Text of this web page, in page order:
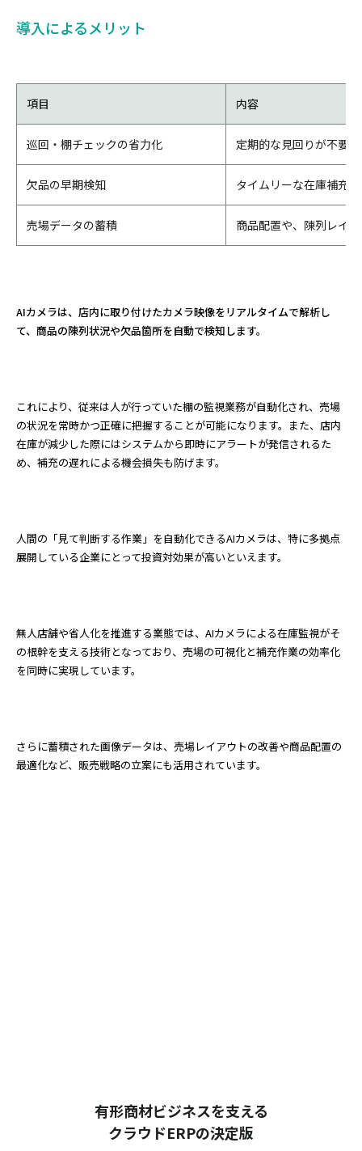
導入によるメリット
項目 内容
巡回・棚チェックの省力化 定期的な見回りが不要
欠品の早期検知 タイムリーな在庫補充
売場データの蓄積 商品配置や、陳列レイ
AIカメラは、店内に取り付けたカメラ映像をリアルタイムで解析し
て、商品の陳列状況や欠品箇所を自動で検知します。
これにより、従来は人が行っていた棚の監視業務が自動化され、売場
の状況を常時かつ正確に把握することが可能になります。また、店内
在庫が減少した際にはシステムから即時にアラートが発信されるた
め、補充の遅れによる機会損失も防げます。
人間の「見て判断する作業」を自動化できるAIカメラは、特に多拠点
展開している企業にとって投資対効果が高いといえます。
無人店舗や省人化を推進する業態では、AIカメラによる在庫監視がそ
の根幹を支える技術となっており、売場の可視化と補充作業の効率化
を同時に実現しています。
さらに蓄積された画像データは、売場レイアウトの改善や商品配置の
最適化など、販売戦略の立案にも活用されています。
有形商材ビジネスを支える
クラウドERPの決定版